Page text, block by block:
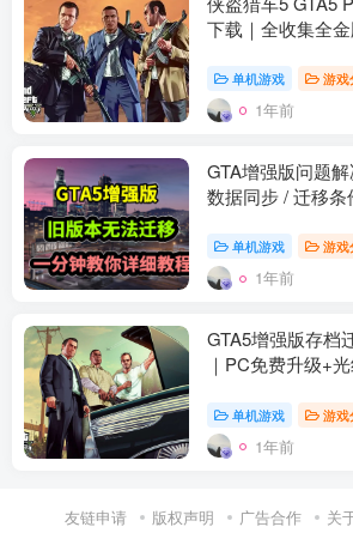
下载｜全收集全
单机游戏 游戏
1年前
GTA增强版问题
数据同步 / 迁移
单机游戏 游戏
1年前
GTA5增强版存档
｜PC免费升级+
单机游戏 游戏
1年前
友链申请 版权声明 广告合作 关